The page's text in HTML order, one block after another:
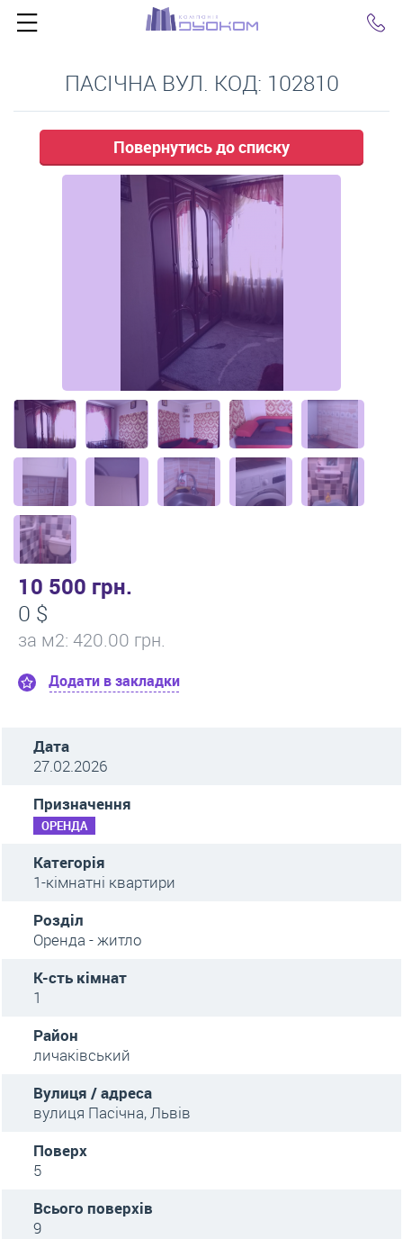
ПАСІЧНА ВУЛ. КОД: 102810
Повернутись до списку
10 500 грн.
0 $
за м2: 420.00 грн.
Додати в закладки
Дата
27.02.2026
Призначення
ОРЕНДА
Категорія
1-кімнатні квартири
Розділ
Оренда - житло
К-сть кімнат
1
Район
личаківський
Вулиця / адреса
вулиця Пасічна, Львів
Поверх
5
Всього поверхів
9